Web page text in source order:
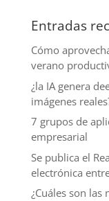
Entradas
Cómo
verano
¿la IA genera
imágenes
7 grupos de
empresarial
Se publica el
electrónica
¿Cuáles son las